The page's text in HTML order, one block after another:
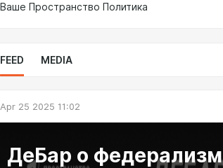
Ваше Пространство Политика
FEED MEDIA
Apr 25 2025 11:02
ДеБар о федерализм